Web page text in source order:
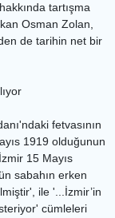
tartışma
Osman Zolan,
de tarihin net bir
fetvasının
1919 olduğunun
15 Mayıs
sabahın erken
ile '...İzmir’in
cümleleri